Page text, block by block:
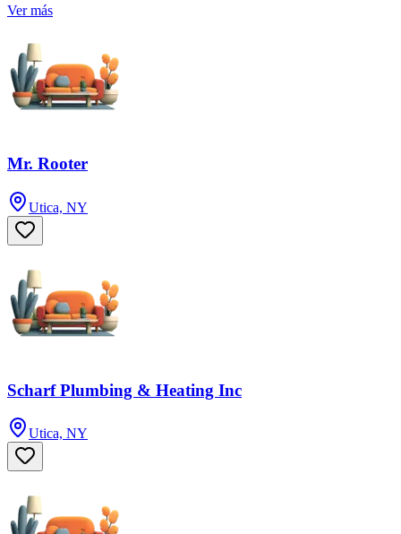
Ver más
Mr. Rooter
Utica, NY
Scharf Plumbing & Heating Inc
Utica, NY